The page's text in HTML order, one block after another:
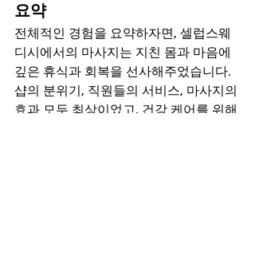
요약
전체적인 경험을 요약하자면, 셀럽스웨
디시에서의 마사지는 지친 몸과 마음에
깊은 휴식과 회복을 선사해주었습니다.
샵의 분위기, 직원들의 서비스, 마사지의
효과 모두 최상이었고, 건강 케어를 위해